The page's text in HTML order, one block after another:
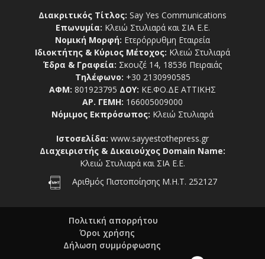
Διακριτικός Τίτλος: Say Yes Communications
Επωνυμία: Κλειώ Στυλιαρά και ΣΙΑ Ε.Ε.
Νομική Μορφή: Ετερόρρυθμη Εταιρεία
Ιδιοκτήτης & Κύριος Μέτοχος: Κλειώ Στυλιαρά
Έδρα & Γραφεία: Σκουζέ 14, 18536 Πειραιάς
Τηλέφωνο: +30 2130990585
ΑΦΜ: 801923795 ΔΟΥ: ΚΕ.ΦΟ.ΔΕ ΑΤΤΙΚΗΣ
ΑΡ. ΓΕΜΗ: 166005009000
Νόμιμος Εκπρόσωπος: Κλειώ Στυλιαρά
Ιστοσελίδα: www.sayyestothepress.gr
Διαχειριστής & Δικαιούχος Domain Name:
Κλειώ Στυλιαρά και ΣΙΑ Ε.Ε.
Αριθμός Πιστοποίησης Μ.Η.Τ. 252127
Πολιτική απορρήτου
Όροι χρήσης
Δήλωση συμμόρφωσης